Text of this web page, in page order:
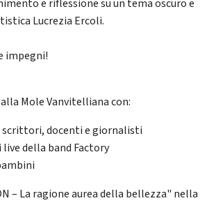
e riflessione su un tema oscuro e
Lucrezia Ercoli.
impegni!
Mole Vanvitelliana con:
docenti e giornalisti
della band Factory
– La ragione aurea della bellezza" nella